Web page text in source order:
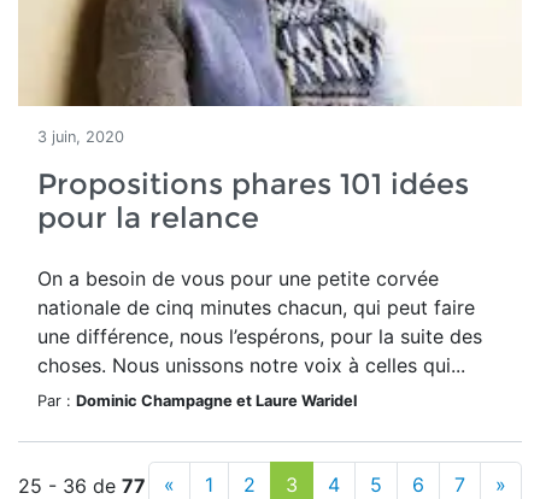
3 juin, 2020
Propositions phares 101 idées
pour la relance
On a besoin de vous pour une petite corvée
nationale de cinq minutes chacun, qui peut faire
une différence, nous l’espérons, pour la suite des
choses. Nous unissons notre voix à celles qui...
Par : Dominic Champagne et Laure Waridel
25 - 36 de 77 « 1 2 3 4 5 6 7 »